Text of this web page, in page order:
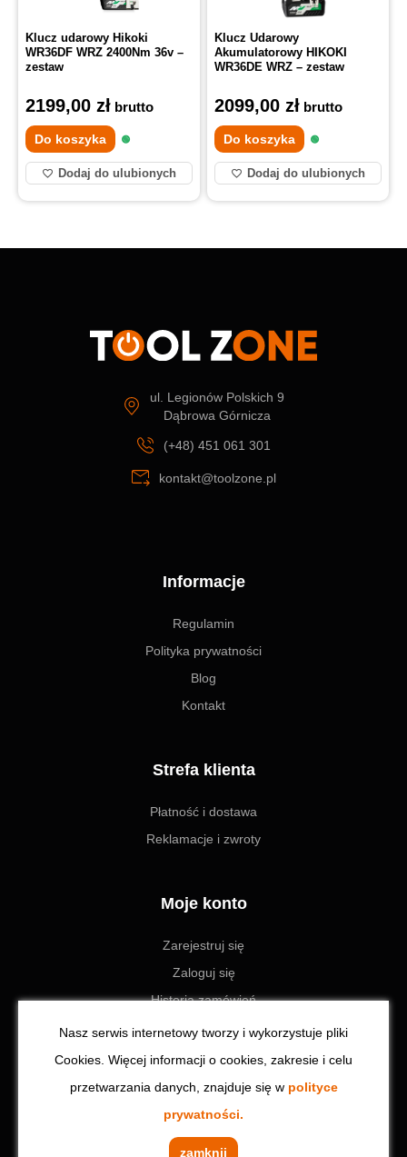
Nasz serwis internetowy tworzy i wykorzystuje pliki
Cookies. Więcej informacji o cookies, zakresie i celu
przetwarzania danych, znajduje się w polityce
prywatności.
zamknij
Klucz udarowy Hikoki
WR36DF WRZ 2400Nm 36v –
zestaw
2199,00 zł brutto
Do koszyka
Dodaj do ulubionych
Klucz Udarowy
Akumulatorowy HIKOKI
WR36DE WRZ – zestaw
2099,00zł brutto
Do koszyka
Dodaj do ulubionych
ul. Legionów Polskich 9
Dąbrowa Górnicza
(+48) 451 061 301
kontakt@toolzone.pl
Informacje
Regulamin
Polityka prywatności
Blog
Kontakt
Strefa klienta
Płatność i dostawa
Reklamacje i zwroty
Moje konto
Zarejestruj się
Zaloguj się
Historia zamówień
Ustawienia
© 2023 Toolzone.pl | Wszystkie prawa zastrzeżone. Realizacja: